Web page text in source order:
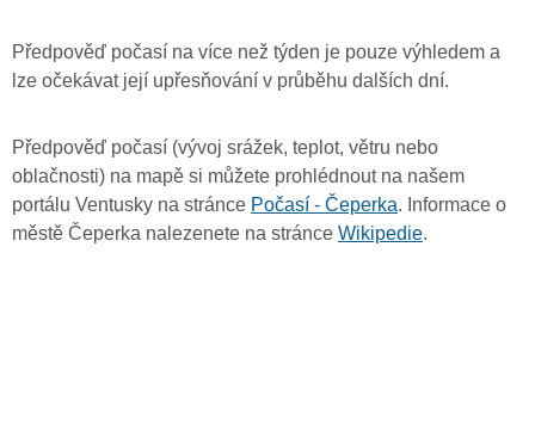
Předpověď počasí na více než týden je pouze výhledem a
lze očekávat její upřesňování v průběhu dalších dní.
Předpověď počasí (vývoj srážek, teplot, větru nebo
oblačnosti) na mapě si můžete prohlédnout na našem
portálu Ventusky na stránce Počasí - Čeperka. Informace o
městě Čeperka nalezenete na stránce Wikipedie.